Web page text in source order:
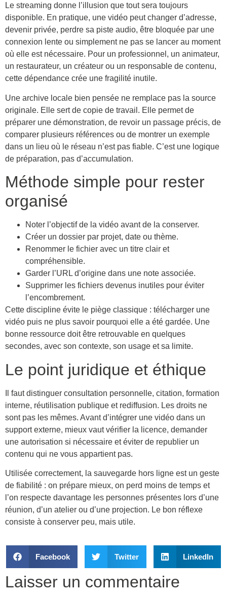
Le streaming donne l’illusion que tout sera toujours
disponible. En pratique, une vidéo peut changer d’adresse,
devenir privée, perdre sa piste audio, être bloquée par une
connexion lente ou simplement ne pas se lancer au moment
où elle est nécessaire. Pour un professionnel, un animateur,
un restaurateur, un créateur ou un responsable de contenu,
cette dépendance crée une fragilité inutile.
Une archive locale bien pensée ne remplace pas la source
originale. Elle sert de copie de travail. Elle permet de
préparer une démonstration, de revoir un passage précis, de
comparer plusieurs références ou de montrer un exemple
dans un lieu où le réseau n’est pas fiable. C’est une logique
de préparation, pas d’accumulation.
Méthode simple pour rester
organisé
Noter l’objectif de la vidéo avant de la conserver.
Créer un dossier par projet, date ou thème.
Renommer le fichier avec un titre clair et
compréhensible.
Garder l’URL d’origine dans une note associée.
Supprimer les fichiers devenus inutiles pour éviter
l’encombrement.
Cette discipline évite le piège classique : télécharger une
vidéo puis ne plus savoir pourquoi elle a été gardée. Une
bonne ressource doit être retrouvable en quelques
secondes, avec son contexte, son usage et sa limite.
Le point juridique et éthique
Il faut distinguer consultation personnelle, citation, formation
interne, réutilisation publique et rediffusion. Les droits ne
sont pas les mêmes. Avant d’intégrer une vidéo dans un
support externe, mieux vaut vérifier la licence, demander
une autorisation si nécessaire et éviter de republier un
contenu qui ne vous appartient pas.
Utilisée correctement, la sauvegarde hors ligne est un geste
de fiabilité : on prépare mieux, on perd moins de temps et
l’on respecte davantage les personnes présentes lors d’une
réunion, d’un atelier ou d’une projection. Le bon réflexe
consiste à conserver peu, mais utile.
Facebook Twitter LinkedIn
Laisser un commentaire